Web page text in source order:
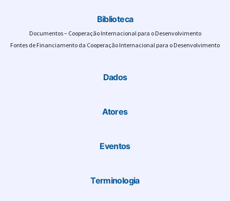
Biblioteca
Documentos – Cooperação Internacional para o Desenvolvimento
Fontes de Financiamento da Cooperação Internacional para o Desenvolvimento
Dados
Atores
Eventos
Terminologia